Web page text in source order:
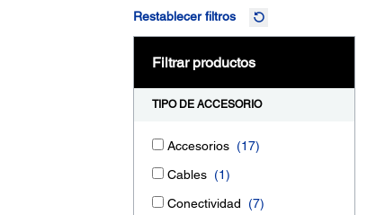
Restablecer filtros
Filtrar productos
TIPO DE ACCESORIO
Accesorios (17)
Cables (1)
Conectividad (7)